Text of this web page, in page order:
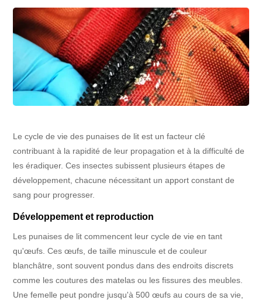
Le cycle de vie des punaises de lit est un facteur clé
contribuant à la rapidité de leur propagation et à la difficulté de
les éradiquer. Ces insectes subissent plusieurs étapes de
développement, chacune nécessitant un apport constant de
sang pour progresser.
Développement et reproduction
Les punaises de lit commencent leur cycle de vie en tant
qu'œufs. Ces œufs, de taille minuscule et de couleur
blanchâtre, sont souvent pondus dans des endroits discrets
comme les coutures des matelas ou les fissures des meubles.
Une femelle peut pondre jusqu'à 500 œufs au cours de sa vie,